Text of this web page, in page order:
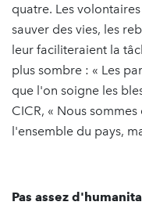
quatre. Les
sauver des vies, les
leur faciliteraient la
plus sombre : « Les
que l'on soigne les
CICR, « Nous
l'ensemble du pays,
Pas assez